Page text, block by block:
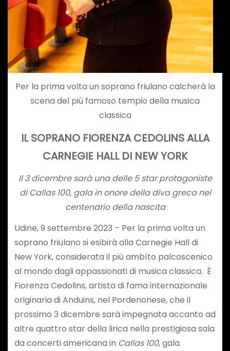
Per la prima volta un soprano friulano calcherà la
scena del più famoso tempio della musica
classica
IL SOPRANO FIORENZA CEDOLINS ALLA
CARNEGIE HALL DI NEW YORK
Il 3 dicembre sarà una delle 5 star protagoniste
di Callas 100, gala in onore della diva greca nel
centenario della nascita
Udine, 9 settembre 2023 – Per la prima volta un
soprano friulano si esibirà alla Carnegie Hall di
New York, considerata il più ambíto palcoscenico
al mondo dagli appassionati di musica classica. È
Fiorenza Cedolins, artista di fama internazionale
originaria di Anduins, nel Pordenonese, che il
prossimo 3 dicembre sarà impegnata accanto ad
altre quattro star della lirica nella prestigiosa sala
da concerti americana in Callas 100, gala